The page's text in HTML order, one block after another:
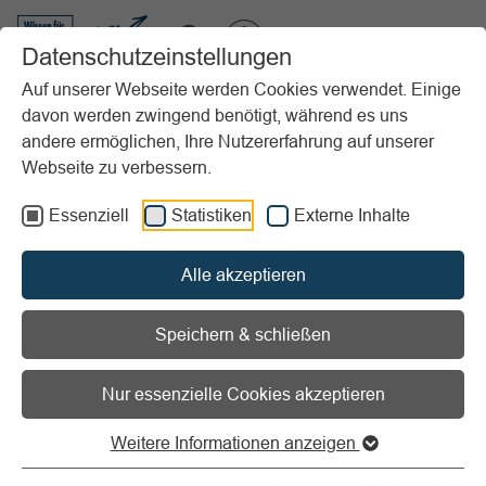
Datenschutzeinstellungen
Auf unserer Webseite werden Cookies verwendet. Einige
davon werden zwingend benötigt, während es uns
andere ermöglichen, Ihre Nutzererfahrung auf unserer
Webseite zu verbessern.
Essenziell Statistiken Externe Inhalte
Alle akzeptieren
Speichern & schließen
Nur essenzielle Cookies akzeptieren
Weitere Informationen anzeigen
Startseite Vereinsmanagement Marketing
Sponsoring
Checklisten/Musterdokumente
Präsentationsunterlagen für einen Sponsorentermin
Informationen zum Readspeaker öffnen
Präsentationsunterlagen für
einen Sponsorentermin
Optik muss stimmen
Spätestens wenn Sie einen Präsentationstermin bei einem
potenziellen Sponsor haben, sollten Sie eine inhaltlich